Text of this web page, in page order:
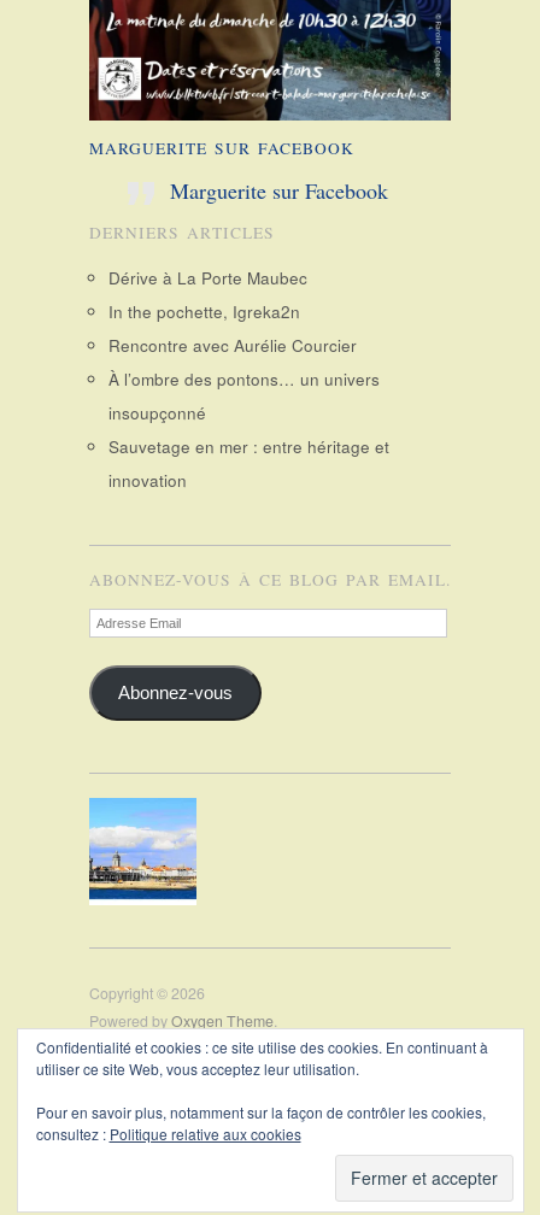
MARGUERITE SUR FACEBOOK
Marguerite sur Facebook
DERNIERS ARTICLES
Dérive à La Porte Maubec
In the pochette, Igreka2n
Rencontre avec Aurélie Courcier
À l’ombre des pontons… un univers
insoupçonné
Sauvetage en mer : entre héritage et
innovation
ABONNEZ-VOUS À CE BLOG PAR EMAIL.
Adresse
Email
Abonnez-vous
Copyright © 2026
Powered byOxygen Theme.
PRÉSENTATION
CONTACT
MENTIONS LÉGALES
Confidentialité et cookies : ce site utilise des cookies. En continuant à
utiliser ce site Web, vous acceptez leur utilisation.
Pour en savoir plus, notamment sur la façon de contrôler les cookies,
consultez : Politique relative aux cookies